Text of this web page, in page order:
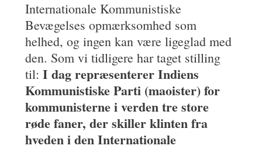
Internationale Kommunistiske
Bevægelses opmærksomhed som
helhed, og ingen kan være ligeglad med
den. Som vi tidligere har taget stilling
til:I dag repræsenterer Indiens
Kommunistiske Parti (maoister) for
kommunisterne i verden tre store
røde faner, der skiller klinten fra
hveden i den Internationale